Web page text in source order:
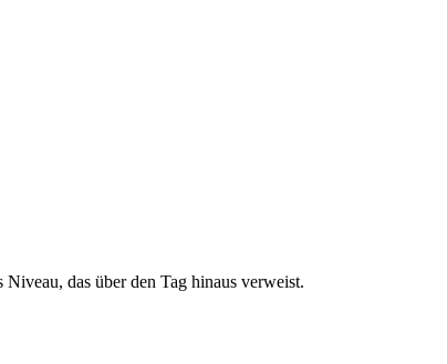
das über den Tag hinaus verweist.